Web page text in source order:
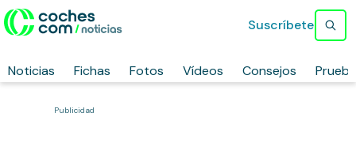
Noticias Fichas Fotos Vídeos Consejos
Suscríbete
Publicidad